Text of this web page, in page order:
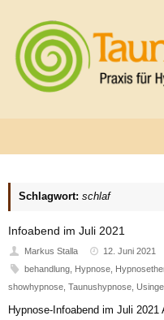
springen
Schlagwort: schlaf
Infoabend im Juli 2021
Markus Stalla 12. Juni 2021
behandlung, Hypnose,
showhypnose Taunushypnose
Hypnose-Infoabend im Juli